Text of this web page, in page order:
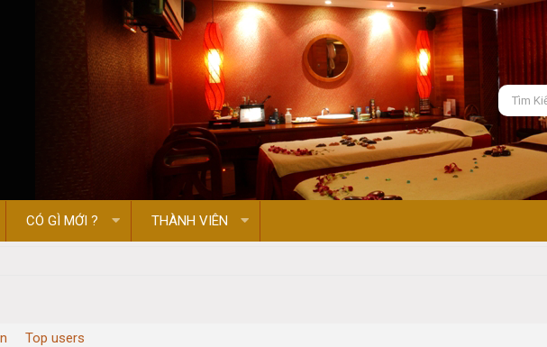
CÓ GÌ MỚI ? THÀNH VIÊN
Top users